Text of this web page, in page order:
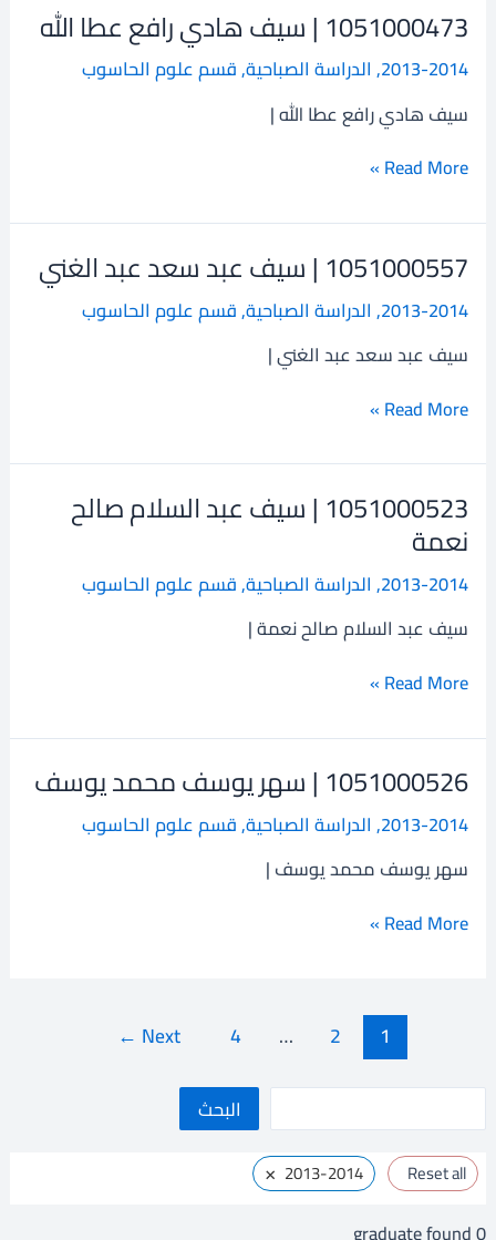
ل
البحث
Reset all
2013-2014
×
0
graduate found
1051000473 | سيف هادي رافع عطا الله
2013-2014
, الدراسة الصباحية,قسم علوم الحاسوب
سيف هادي رافع عطا الله |
1051000473
سيف
هادي
رافع
عطا
الله
Read More »
1051000557 | سيف عبد سعد عبد الغني
2013-2014
, الدراسة الصباحية,قسم علوم الحاسوب
سيف عبد سعد عبد الغني |
1051000557
سيف
عبد
سعد
الغني
Read More »
1051000523 | سيف عبد السلام صالح
نعمة
2013-2014
, الدراسة الصباحية,قسم علوم الحاسوب
سيف عبد السلام صالح نعمة |
1051000523
|
سيف
عبد
صالح
Read More »
1051000526 | سهر يوسف محمد يوسف
2013-2014
, الدراسة الصباحية,قسم علوم الحاسوب
سهر يوسف محمد يوسف |
1051000526
سهر
يوسف
محمد
يوسف
Read More »
1
2
…
4
Next
←